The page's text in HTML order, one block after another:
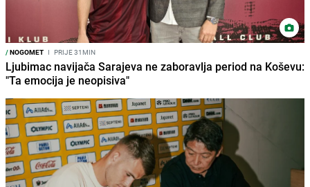
/NOGOMET I PRIJE 31MIN
Ljubimac navijača Sarajeva ne zaboravlja period na Koševu:
"Ta emocija je neopisiva"